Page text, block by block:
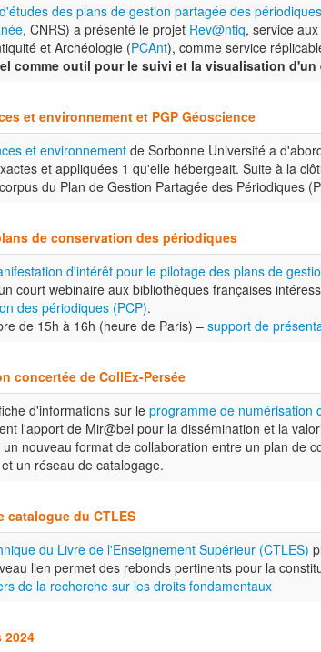
des plans de gestion partagée des périodiques
, CNRS) a présenté le projet Rev@ntiq, service
et Archéologie (PCAnt), comme service
comme outil pour le suivi et la visualisation d'un
et environnement et PGP Géoscience
et environnementde Sorbonne Université a
et appliquées 1 qu'elle hébergeait. Suite à la
du Plan de Gestion Partagée des Périodiques
de conservation des périodiques
d'intérêt pour le pilotage des plans de
court webinaire aux bibliothèques françaises
des périodiques (PCP).
de 15h à 16h (heure de Paris) –support de
concertée de CollEx-Persée
d'informations sur le programme de numérisation
l'apport de Mir@bel pour la dissémination et la
nouveau format de collaboration entre un plan de
un réseau de catalogage.
catalogue du CTLES
du Livre de l'Enseignement Supérieur (CTLES)
lien permet des rebonds pertinents pour la
de la recherche sur les droits fondamentaux